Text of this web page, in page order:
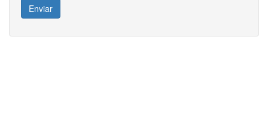
Enviar